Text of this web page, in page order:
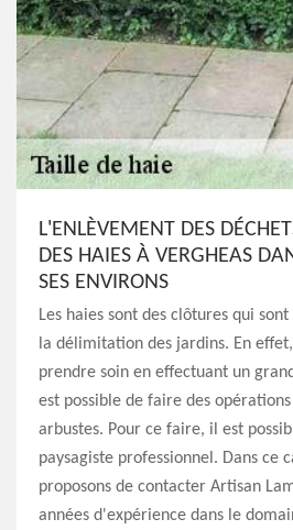
L'ENLÈVEMENT DES
DES HAIES À VERGHEAS
SES ENVIRONS
Les haies sont des clôtures qui
la délimitation des jardins. En
prendre soin en effectuant un
est possible de faire des
arbustes. Pour ce faire, il est
paysagiste professionnel. Dans ce
proposons de contacter Artisan
années d'expérience dans le